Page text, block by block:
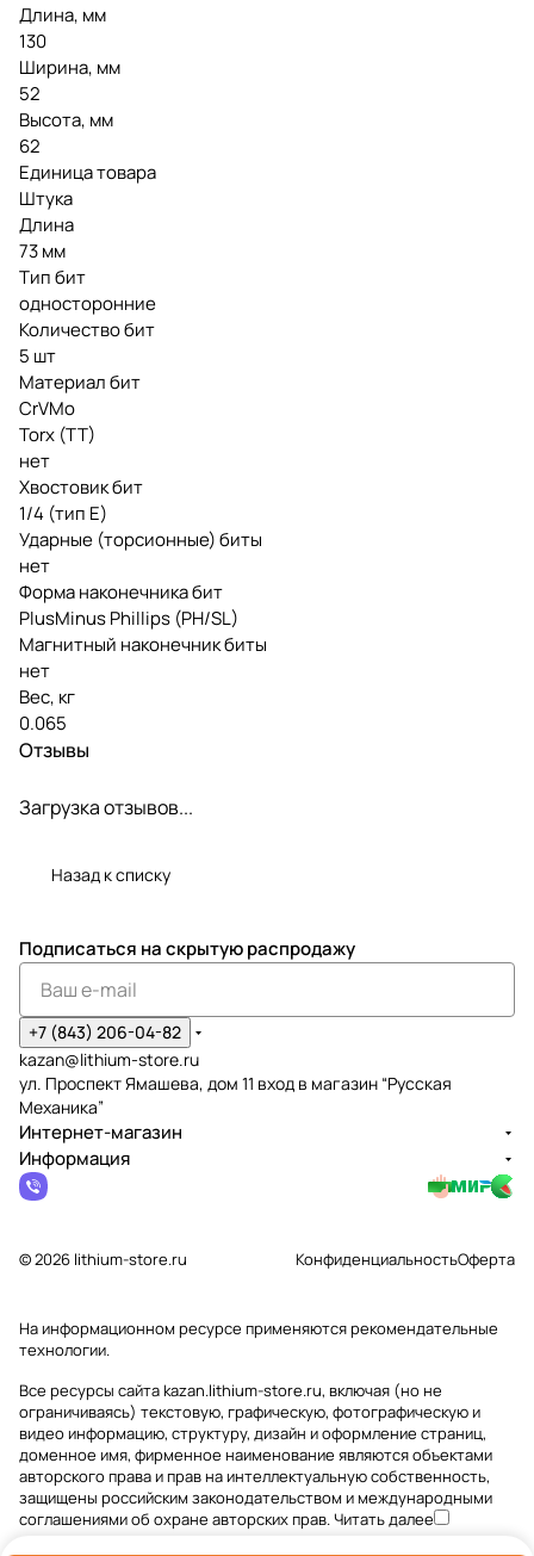
Длина, мм
130
Ширина, мм
52
Высота, мм
62
Единица товара
Штука
Длина
73 мм
Тип бит
односторонние
Количество бит
5 шт
Материал бит
CrVMo
Torx (TT)
нет
Хвостовик бит
1/4 (тип Е)
Ударные (торсионные) биты
нет
Форма наконечника бит
PlusMinus Phillips (PH/SL)
Магнитный наконечник биты
нет
Вес, кг
0.065
Отзывы
Загрузка отзывов...
Назад к списку
Подписаться на скрытую распродажу
+7 (843) 206-04-82
kazan@lithium-store.ru
ул. Проспект Ямашева, дом 11 вход в магазин “Русская
Механика”
Интернет-магазин
Информация
© 2026 lithium-store.ru КонфиденциальностьОферта
На информационном ресурсе применяютсярекомендательные
технологии.
Все ресурсы сайта kazan.lithium-store.ru, включая (но не
ограничиваясь) текстовую, графическую, фотографическую и
видео информацию, структуру, дизайн и оформление страниц,
доменное имя, фирменное наименование являются объектами
авторского права и прав на интеллектуальную собственность,
защищены российским законодательством и международными
соглашениями об охране авторских прав.Читать далее